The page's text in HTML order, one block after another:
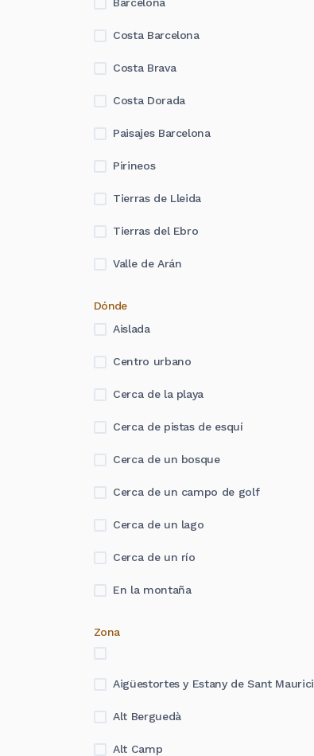
Costa Barcelona
Costa Brava
Costa Dorada
Paisajes Barcelona
Pirineos
Tierras de Lleida
Tierras del Ebro
Valle de Arán
Dónde
Aislada
Centro urbano
Cerca de la playa
Cerca de pistas de esquí
Cerca de un bosque
Cerca de un campo de golf
Cerca de un lago
Cerca de un río
En la montaña
Zona
Aigüestortes y Estany de Sant Maurici
Alt Berguedà
Alt Camp